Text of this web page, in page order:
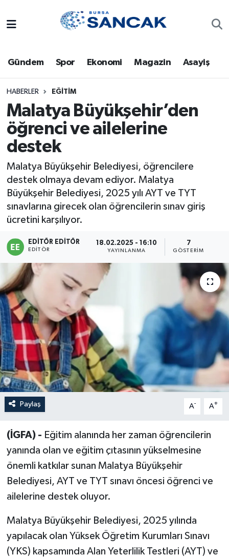
Gündem Spor Ekonomi Magazin Asayiş
HABERLER EĞITIM
Malatya Büyükşehir’den
öğrenci ve ailelerine
destek
Malatya Büyükşehir Belediyesi, öğrencilere
destek olmaya devam ediyor. Malatya
Büyükşehir Belediyesi, 2025 yılı AYT ve TYT
sınavlarına girecek olan öğrencilerin sınav giriş
ücretini karşılıyor.
EDITÖR EDITÖR
EDITÖR
18.02.2025 - 16:10
YAYINLANMA
7
GÖSTERIM
Paylaş A- A+
(İGFA) - Eğitim alanında her zaman öğrencilerin
yanında olan ve eğitim çıtasının yükselmesine
önemli katkılar sunan Malatya Büyükşehir
Belediyesi, AYT ve TYT sınavı öncesi öğrenci ve
ailelerine destek oluyor.
Malatya Büyükşehir Belediyesi, 2025 yılında
yapılacak olan Yüksek Öğretim Kurumları Sınavı
(YKS) kapsamında Alan Yeterlilik Testleri (AYT) ve
Bursa
Dünya
Eğitim
Ekonomi
Genel
Gündem
Magazin
Sağlık
Siyaset
Spor
Türkiye
Trafik Durumu
Süper Lig Puan Durumu ve Fikstür
Tüm Manşetler
Son Dakika Haberleri
Haber Arşivi